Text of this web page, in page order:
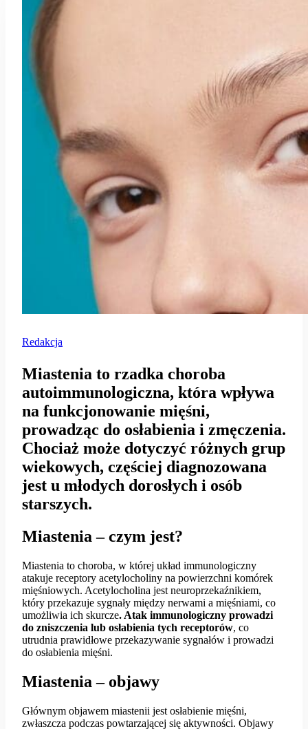
Redakcja
Miastenia to rzadka choroba
autoimmunologiczna, która wpływa
na funkcjonowanie mięśni,
prowadząc do osłabienia i zmęczenia.
Chociaż może dotyczyć różnych grup
wiekowych, częściej diagnozowana
jest u młodych dorosłych i osób
starszych.
Miastenia – czym jest?
Miastenia to choroba, w której układ immunologiczny
atakuje receptory acetylocholiny na powierzchni komórek
mięśniowych. Acetylocholina jest neuroprzekaźnikiem,
który przekazuje sygnały między nerwami a mięśniami, co
umożliwia ich skurcze. Atak immunologiczny prowadzi
do zniszczenia lub osłabienia tych receptorów, co
utrudnia prawidłowe przekazywanie sygnałów i prowadzi
do osłabienia mięśni.
Miastenia – objawy
Głównym objawem miastenii jest osłabienie mięśni,
zwłaszcza podczas powtarzającej się aktywności. Objawy